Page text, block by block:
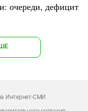
очереди, дефицит
Интернет-СМИ